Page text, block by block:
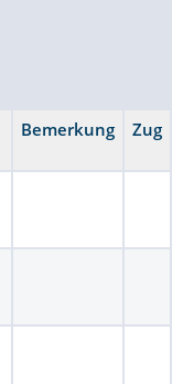
Bemerkung Zug